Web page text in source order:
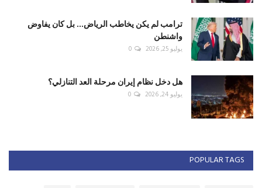
ترامب لم يكن يخاطب الرياض... بل كان يفاوض
واشنطن
يوليو 25, 2026 0
هل دخل نظام إيران مرحلة العد التنازلي؟
يوليو 24, 2026 0
POPULAR TAGS